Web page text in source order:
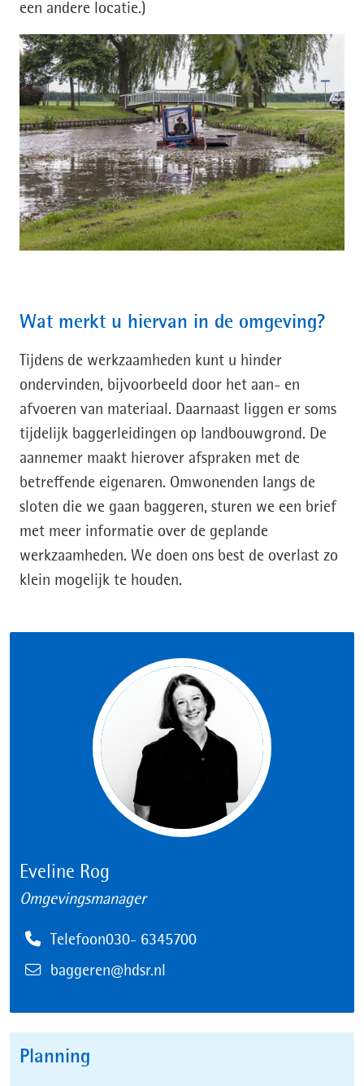
een andere locatie.)
Wat merkt u hiervan in de omgeving?
Tijdens de werkzaamheden kunt u hinder
ondervinden, bijvoorbeeld door het aan- en
afvoeren van materiaal. Daarnaast liggen er soms
tijdelijk baggerleidingen op landbouwgrond. De
aannemer maakt hierover afspraken met de
betreffende eigenaren. Omwonenden langs de
sloten die we gaan baggeren, sturen we een brief
met meer informatie over de geplande
werkzaamheden. We doen ons best de overlast zo
klein mogelijk te houden.
Eveline Rog
Omgevingsmanager
Telefoon
Telefoon030- 6345700
E-
baggeren@hdsr.nl
Planning